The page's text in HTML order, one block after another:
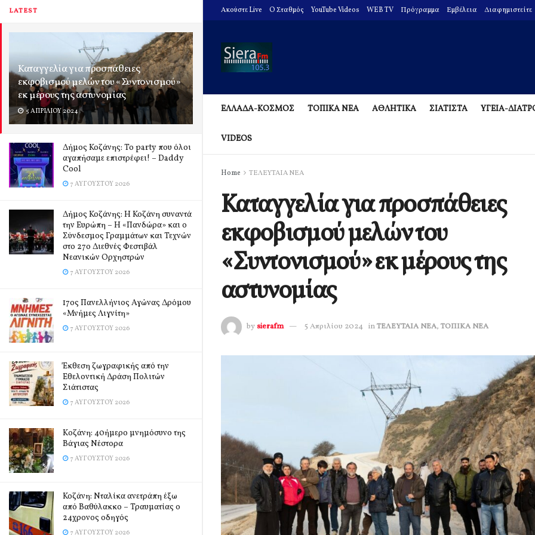
LATEST
Καταγγελία για προσπάθειες
εκφοβισμού μελών του «Συντονισμού»
εκ μέρους της αστυνομίας
5 ΑΠΡΙΛΊΟΥ 2024
Δήμος Κοζάνης: Το party που όλοι
αγαπήσαμε επιστρέφει! – Daddy
Cool
7 ΑΥΓΟΎΣΤΟΥ 2026
Δήμος Κοζάνης: Η Κοζάνη συναντά
την Ευρώπη – Η «Πανδώρα» και ο
Σύνδεσμος Γραμμάτων και Τεχνών
στο 27ο Διεθνές Φεστιβάλ
Νεανικών Ορχηστρών
7 ΑΥΓΟΎΣΤΟΥ 2026
17ος Πανελλήνιος Αγώνας Δρόμου
«Μνήμες Λιγνίτη»
7 ΑΥΓΟΎΣΤΟΥ 2026
Έκθεση ζωγραφικής από την
Εθελοντική Δράση Πολιτών
Σιάτιστας
7 ΑΥΓΟΎΣΤΟΥ 2026
Kοζάνη: 40ήμερο μνημόσυνο της
Βάγιας Νέστορα
7 ΑΥΓΟΎΣΤΟΥ 2026
Κοζάνη: Νταλίκα ανετράπη έξω
από Βαθύλακκο – Τραυματίας ο
24χρονος οδηγός
7 ΑΥΓΟΎΣΤΟΥ 2026
Ακούστε Live O Σταθμός YouTube Videos WEB TV Πρόγραμμα Εμβέλεια Διαφημιστείτε
ΕΛΛΑΔΑ-ΚΟΣΜΟΣ ΤΟΠΙΚΑ ΝΕΑ ΑΘΛΗΤΙΚΑ ΣΙΑΤΙΣΤΑ ΥΓΕΙΑ-
VIDEOS
Home ΤΕΛΕΥΤΑΙΑ ΝΕΑ
Καταγγελία για προσπάθειες
εκφοβισμού μελών του
«Συντονισμού» εκ μέρους της
αστυνομίας
by sierafm 5 Απριλίου 2024 inΤΕΛΕΥΤΑΙΑ ΝΕΑ, ΤΟΠΙΚΑ ΝΕΑ